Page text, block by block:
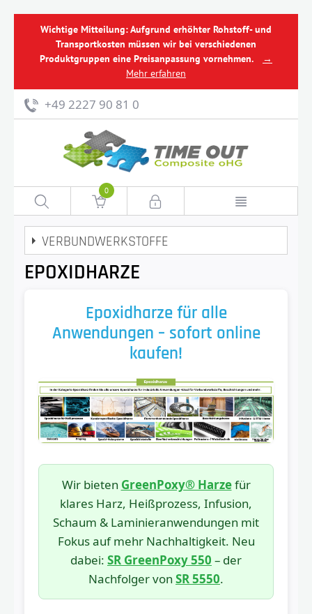
Wichtige Mitteilung: Aufgrund erhöhter Rohstoff- und
Transportkosten müssen wir bei verschiedenen
Produktgruppen eine Preisanpassung vornehmen.
→
Mehr erfahren
+49 2227 90 81 0
0
VERBUNDWERKSTOFFE
EPOXIDHARZE
Epoxidharze für alle
Anwendungen – sofort online
kaufen!
Wir bieten GreenPoxy® Harzefür
klares Harz, Heißprozess, Infusion,
Schaum & Laminieranwendungen mit
Fokus auf mehr Nachhaltigkeit. Neu
dabei: SR GreenPoxy 550 – der
Nachfolger von SR 5550.